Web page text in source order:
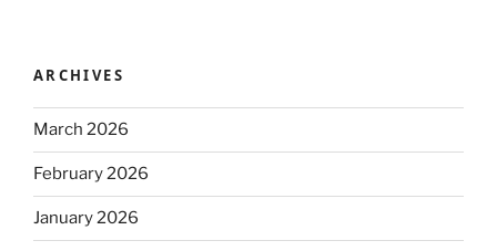
ARCHIVES
March 2026
February 2026
January 2026